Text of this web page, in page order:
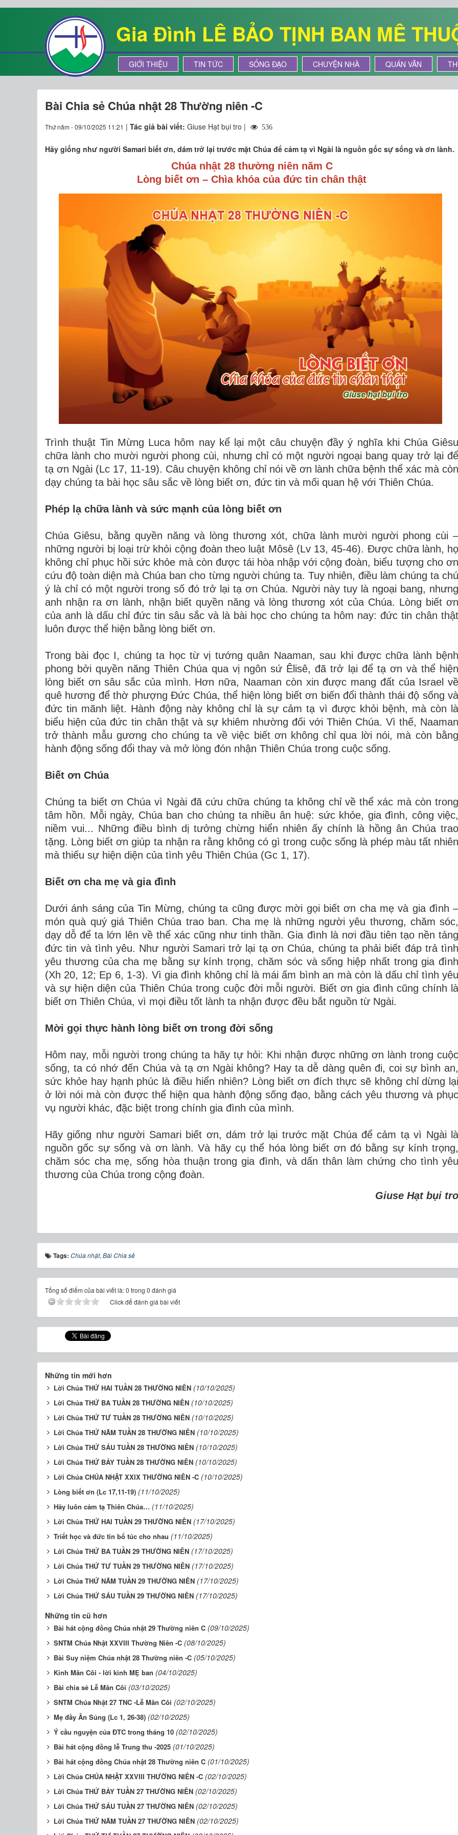
Gia Đình LÊ BẢO TỊNH BAN MÊ
GIỚI THIỆU TIN TỨC SỐNG ĐẠO CHUYỆN NHÀ QUÁN VĂN
Bài Chia sẻ Chúa nhật 28 Thường niên -C
Thứ năm - 09/10/2025 11:21 | Tác giả bài viết: Giuse Hạt bụi tro | 536
Hãy giống như người Samari biết ơn, dám trở lại trước mặt Chúa để cảm tạ vì Ngài là nguồn gốc sự sống và ơn lành.
Chúa nhật 28 thường niên năm C
Lòng biết ơn – Chìa khóa của đức tin chân thật
Trình thuật Tin Mừng Luca hôm nay kể lại một câu chuyện đầy ý nghĩa khi Chúa Giêsu
chữa lành cho mười người phong cùi, nhưng chỉ có một người ngoại bang quay trở lại để
tạ ơn Ngài (Lc 17, 11-19). Câu chuyện không chỉ nói về ơn lành chữa bệnh thể xác mà còn
dạy chúng ta bài học sâu sắc về lòng biết ơn, đức tin và mối quan hệ với Thiên Chúa.
Phép lạ chữa lành và sức mạnh của lòng biết ơn
Chúa Giêsu, bằng quyền năng và lòng thương xót, chữa lành mười người phong cùi –
những người bị loại trừ khỏi cộng đoàn theo luật Môsê (Lv 13, 45-46). Được chữa lành, họ
không chỉ phục hồi sức khỏe mà còn được tái hòa nhập với cộng đoàn, biểu tượng cho ơn
cứu độ toàn diện mà Chúa ban cho từng người chúng ta. Tuy nhiên, điều làm chúng ta chú
ý là chỉ có một người trong số đó trở lại tạ ơn Chúa. Người này tuy là ngoại bang, nhưng
anh nhận ra ơn lành, nhận biết quyền năng và lòng thương xót của Chúa. Lòng biết ơn
của anh là dấu chỉ đức tin sâu sắc và là bài học cho chúng ta hôm nay: đức tin chân thật
luôn được thể hiện bằng lòng biết ơn.
Trong bài đọc I, chúng ta học từ vị tướng quân Naaman, sau khi được chữa lành bệnh
phong bởi quyền năng Thiên Chúa qua vị ngôn sứ Êlisê, đã trở lại để tạ ơn và thể hiện
lòng biết ơn sâu sắc của mình. Hơn nữa, Naaman còn xin được mang đất của Israel về
quê hương để thờ phượng Đức Chúa, thể hiện lòng biết ơn biến đổi thành thái độ sống và
đức tin mãnh liệt. Hành động này không chỉ là sự cảm tạ vì được khỏi bệnh, mà còn là
biểu hiện của đức tin chân thật và sự khiêm nhường đối với Thiên Chúa. Vì thế, Naaman
trở thành mẫu gương cho chúng ta về việc biết ơn không chỉ qua lời nói, mà còn bằng
hành động sống đổi thay và mở lòng đón nhận Thiên Chúa trong cuộc sống.
Biết ơn Chúa
Chúng ta biết ơn Chúa vì Ngài đã cứu chữa chúng ta không chỉ về thể xác mà còn trong
tâm hồn. Mỗi ngày, Chúa ban cho chúng ta nhiều ân huệ: sức khỏe, gia đình, công việc,
niềm vui... Những điều bình dị tưởng chừng hiển nhiên ấy chính là hồng ân Chúa trao
tặng. Lòng biết ơn giúp ta nhận ra rằng không có gì trong cuộc sống là phép màu tất nhiên
mà thiếu sự hiện diện của tình yêu Thiên Chúa (Gc 1, 17).
Biết ơn cha mẹ và gia đình
Dưới ánh sáng của Tin Mừng, chúng ta cũng được mời gọi biết ơn cha mẹ và gia đình –
món quà quý giá Thiên Chúa trao ban. Cha mẹ là những người yêu thương, chăm sóc,
dạy dỗ để ta lớn lên về thể xác cũng như tinh thần. Gia đình là nơi đầu tiên tạo nền tảng
đức tin và tình yêu. Như người Samari trở lại tạ ơn Chúa, chúng ta phải biết đáp trả tình
yêu thương của cha mẹ bằng sự kính trọng, chăm sóc và sống hiệp nhất trong gia đình
(Xh 20, 12; Ep 6, 1-3). Vì gia đình không chỉ là mái ấm bình an mà còn là dấu chỉ tình yêu
và sự hiện diện của Thiên Chúa trong cuộc đời mỗi người. Biết ơn gia đình cũng chính là
biết ơn Thiên Chúa, vì mọi điều tốt lành ta nhận được đều bắt nguồn từ Ngài.
Mời gọi thực hành lòng biết ơn trong đời sống
Hôm nay, mỗi người trong chúng ta hãy tự hỏi: Khi nhận được những ơn lành trong cuộc
sống, ta có nhớ đến Chúa và tạ ơn Ngài không? Hay ta dễ dàng quên đi, coi sự bình an,
sức khỏe hay hạnh phúc là điều hiển nhiên? Lòng biết ơn đích thực sẽ không chỉ dừng lại
ở lời nói mà còn được thể hiện qua hành động sống đạo, bằng cách yêu thương và phục
vụ người khác, đặc biệt trong chính gia đình của mình.
Hãy giống như người Samari biết ơn, dám trở lại trước mặt Chúa để cảm tạ vì Ngài là
nguồn gốc sự sống và ơn lành. Và hãy cụ thể hóa lòng biết ơn đó bằng sự kính trọng,
chăm sóc cha mẹ, sống hòa thuận trong gia đình, và dấn thân làm chứng cho tình yêu
thương của Chúa trong cộng đoàn.
Giuse Hạt bụi tro
Tags: Chúa nhật, Bài Chia sẻ
Tổng số điểm của bài viết là: 0 trong 0 đánh giá
Click để đánh giá bài viết
Những tin mới hơn
Lời Chúa THỨ HAI TUẦN 28 THƯỜNG NIÊN (10/10/2025)
Lời Chúa THỨ BA TUẦN 28 THƯỜNG NIÊN (10/10/2025)
Lời Chúa THỨ TƯ TUẦN 28 THƯỜNG NIÊN (10/10/2025)
Lời Chúa THỨ NĂM TUẦN 28 THƯỜNG NIÊN (10/10/2025)
Lời Chúa THỨ SÁU TUẦN 28 THƯỜNG NIÊN (10/10/2025)
Lời Chúa THỨ BẢY TUẦN 28 THƯỜNG NIÊN (10/10/2025)
Lời Chúa CHÚA NHẬT XXIX THƯỜNG NIÊN -C (10/10/2025)
Lòng biết ơn (Lc 17,11-19) (11/10/2025)
Hãy luôn cảm tạ Thiên Chúa… (11/10/2025)
Lời Chúa THỨ HAI TUẦN 29 THƯỜNG NIÊN (17/10/2025)
Triết học và đức tin bổ túc cho nhau (11/10/2025)
Lời Chúa THỨ BA TUẦN 29 THƯỜNG NIÊN (17/10/2025)
Lời Chúa THỨ TƯ TUẦN 29 THƯỜNG NIÊN (17/10/2025)
Lời Chúa THỨ NĂM TUẦN 29 THƯỜNG NIÊN (17/10/2025)
Lời Chúa THỨ SÁU TUẦN 29 THƯỜNG NIÊN (17/10/2025)
Những tin cũ hơn
Bài hát cộng đồng Chúa nhật 29 Thường niên C (09/10/2025)
SNTM Chúa Nhật XXVIII Thường Niên -C (08/10/2025)
Bài Suy niệm Chúa nhật 28 Thường niên -C (05/10/2025)
Kinh Mân Côi - lời kinh MẸ ban (04/10/2025)
Bài chia sẻ Lễ Mân Côi (03/10/2025)
SNTM Chúa Nhật 27 TNC -Lễ Mân Côi (02/10/2025)
Mẹ đầy Ân Sủng (Lc 1, 26-38) (02/10/2025)
Ý cầu nguyện của ĐTC trong tháng 10 (02/10/2025)
Bài hát cộng đồng lễ Trung thu -2025 (01/10/2025)
Bài hát cộng đồng Chúa nhật 28 Thường niên C (01/10/2025)
Lời Chúa CHÚA NHẬT XXVIII THƯỜNG NIÊN -C (02/10/2025)
Lời Chúa THỨ BẢY TUẦN 27 THƯỜNG NIÊN (02/10/2025)
Lời Chúa THỨ SÁU TUẦN 27 THƯỜNG NIÊN (02/10/2025)
Lời Chúa THỨ NĂM TUẦN 27 THƯỜNG NIÊN (02/10/2025)